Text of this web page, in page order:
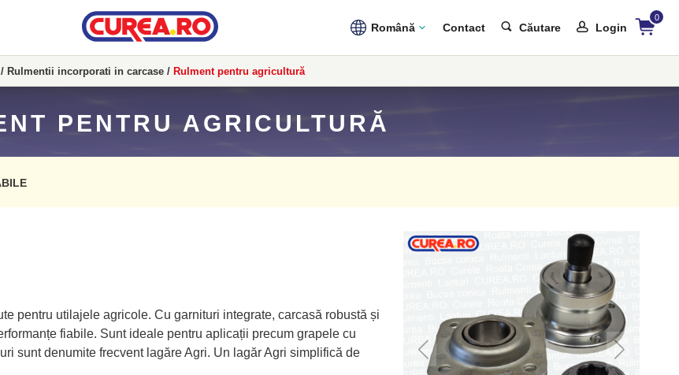
Română Contact Căutare Login
0
/ Rulmentii incorporati in carcase / Rulment pentru agricultură
PENTRU AGRICULTURĂ
pentru utilajele agricole. Cu garnituri integrate, carcasă robustă și
fiabile. Sunt ideale pentru aplicații precum grapele cu
sunt denumite frecvent lagăre Agri. Un lagăr Agri simplifică de